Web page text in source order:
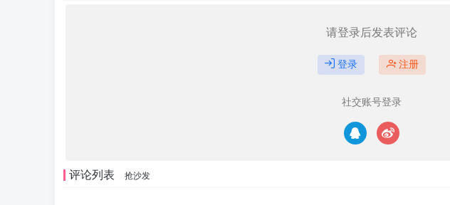
请登录后发表评论
登录 注册
社交账号登录
评论列表 抢沙发